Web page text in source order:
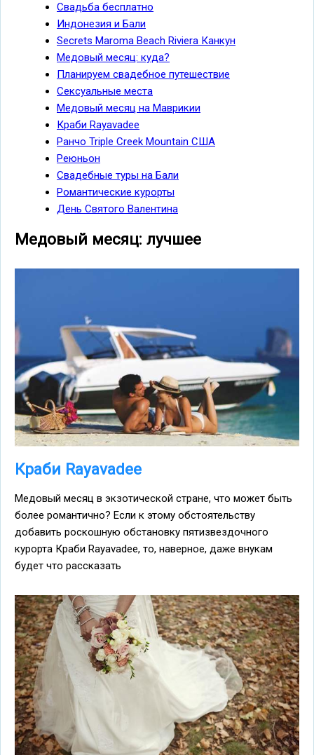
Свадьба бесплатно
Индонезия и Бали
Secrets Maroma Beach Riviera Канкун
Медовый месяц: куда?
Планируем свадебное путешествие
Сексуальные места
Медовый месяц на Маврикии
Краби Rayavadee
Ранчо Triple Creek Mountain США
Реюньон
Свадебные туры на Бали
Романтические курорты
День Святого Валентина
Медовый месяц: лучшее
Краби Rayavadee
Медовый месяц в экзотической стране, что может быть
более романтично? Если к этому обстоятельству
добавить роскошную обстановку пятизвездочного
курорта Краби Rayavadee, то, наверное, даже внукам
будет что рассказать